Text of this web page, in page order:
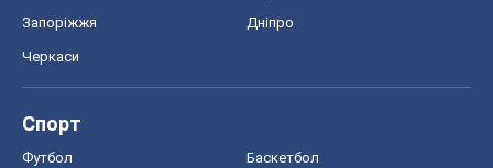
Запоріжжя Дніпро
Черкаси
Спорт
Футбол Баскетбол